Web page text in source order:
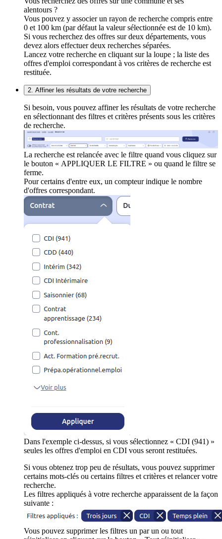
alentours ?
Vous pouvez y associer un rayon de recherche compris entre
0 et 100 km (par défaut la valeur sélectionnée est de 10 km).
Si vous recherchez des offres sur deux départements, vous
devez alors effectuer deux recherches séparées.
Lancez votre recherche en cliquant sur la loupe ; la liste des
offres d'emploi correspondant à vos critères de recherche est
restituée.
2. Affiner les résultats de votre recherche
Si besoin, vous pouvez affiner les résultats de votre recherche
en sélectionnant des filtres et critères présents sous les critères
de recherche.
La recherche est relancée avec le filtre quand vous cliquez sur
le bouton « APPLIQUER LE FILTRE » ou quand le filtre se
ferme.
Pour certains d'entre eux, un compteur indique le nombre
d'offres correspondant.
Dans l'exemple ci-dessus, si vous sélectionnez « CDI (941) »
seules les offres d'emploi en CDI vous seront restituées.
Si vous obtenez trop peu de résultats, vous pouvez supprimer
certains mots-clés ou certains filtres et critères et relancer votre
recherche.
Les filtres appliqués à votre recherche apparaissent de la façon
suivante :
Vous pouvez supprimer les filtres un par un ou tout